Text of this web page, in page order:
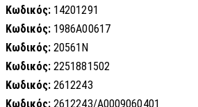
Κωδικός: 14201291
Κωδικός: 1986A00617
Κωδικός: 20561N
Κωδικός: 2251881502
Κωδικός: 2612243
Κωδικός: 2612243/A0009060401